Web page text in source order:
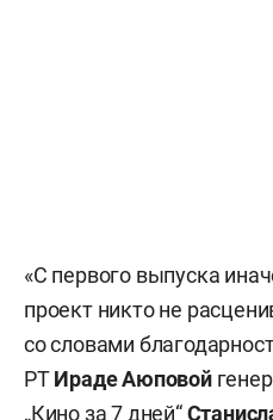
«C первого выпуска
проект никто не
со словами
РТИраде Аюповой
„Кино за 7 дней“